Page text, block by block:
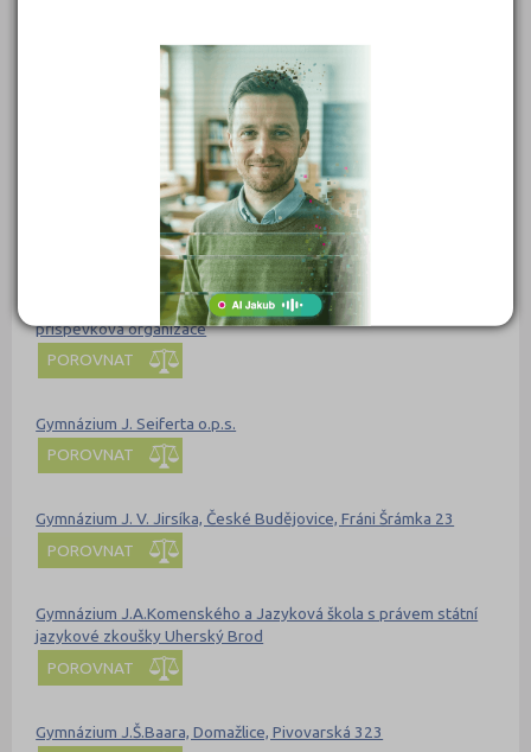
Gymnázium Ivana Olbrachta, Semily, Nad Špejcharem 574,
příspěvková organizace
Gymnázium J. G. Mendela a jeho zařízení a Základní umělecká
škola, školská právnická osoba
Gymnázium J. S. Machara, Brandýs nad Labem - Stará Boleslav,
příspěvková organizace
POROVNAT
Gymnázium J. Seiferta o.p.s.
POROVNAT
Gymnázium J. V. Jirsíka, České Budějovice, Fráni Šrámka 23
POROVNAT
Gymnázium J.A.Komenského a Jazyková škola s právem státní
jazykové zkoušky Uherský Brod
POROVNAT
Gymnázium J.Š.Baara, Domažlice, Pivovarská 323